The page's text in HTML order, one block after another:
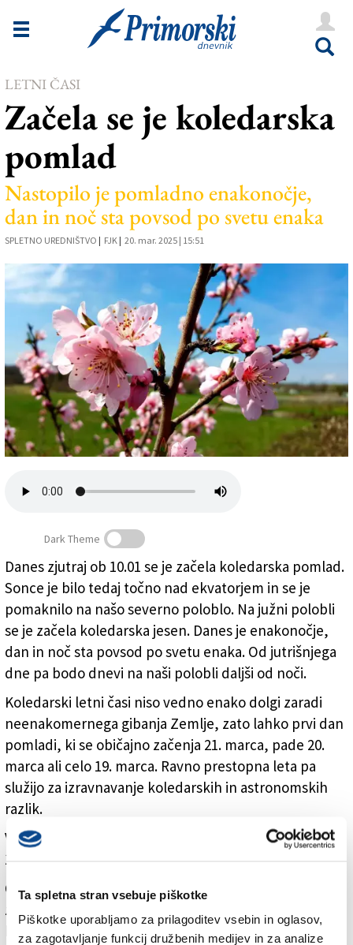
Ta spletna stran vsebuje piškotke
Piškotke uporabljamo za prilagoditev vsebin in oglasov,
za zagotavljanje funkcij družbenih medijev in za analize
Novice
Goriška
Kultura
Šport
Še
Vreme
Uredništvo
Oglasi
Založnik
Zadruga PD
Naročnine
LETNI ČASI
Začela se je koledarska
pomlad
Nastopilo je pomladno enakonočje,
dan in noč sta povsod po svetu enaka
SPLETNO UREDNIŠTVO | FJK | 20. mar. 2025 | 15:51
Drevesa so marsikje že v cvetju (ARHIV)
Dark Theme
Danes zjutraj ob 10.01 se je začela koledarska pomlad.
Sonce je bilo tedaj točno nad ekvatorjem in se je
pomaknilo na našo severno poloblo. Na južni polobli
se je začela koledarska jesen. Danes je enakonočje,
dan in noč sta povsod po svetu enaka. Od jutrišnjega
dne pa bodo dnevi na naši polobli daljši od noči.
Koledarski letni časi niso vedno enako dolgi zaradi
neenakomernega gibanja Zemlje, zato lahko prvi dan
pomladi, ki se običajno začenja 21. marca, pade 20.
marca ali celo 19. marca. Ravno prestopna leta pa
služijo za izravnavanje koledarskih in astronomskih
razlik.
V Trstu je danes sonce vzšlo ob 6.07 in bo zašlo ob
18.07.
Čez deset dni, v nedeljo, 30. marca, bomo tudi
zamenjali uro in pomaknili urine kazalce uro naprej,
ker bo nastopil poletni čas. Ure dnevne svetlobe